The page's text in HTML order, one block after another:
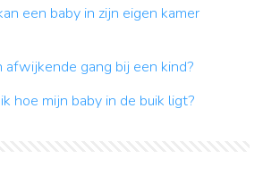
een baby in zijn eigen kamer
afwijkende gang bij een kind?
hoe mijn baby in de buik ligt?